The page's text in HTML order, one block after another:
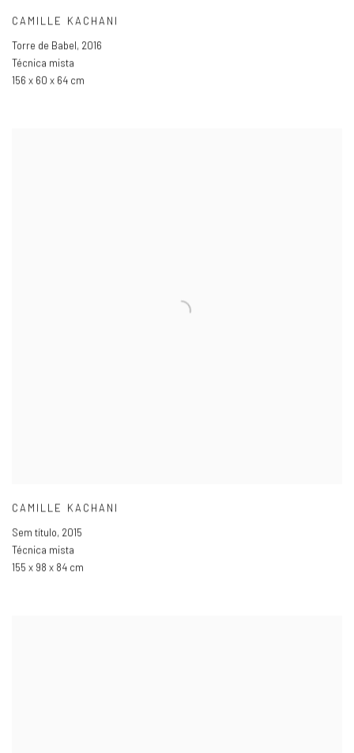
CAMILLE KACHANI
Torre de Babel, 2016
Técnica mista
156 x 60 x 64 cm
CAMILLE KACHANI
Sem título, 2015
Técnica mista
155 x 98 x 84 cm